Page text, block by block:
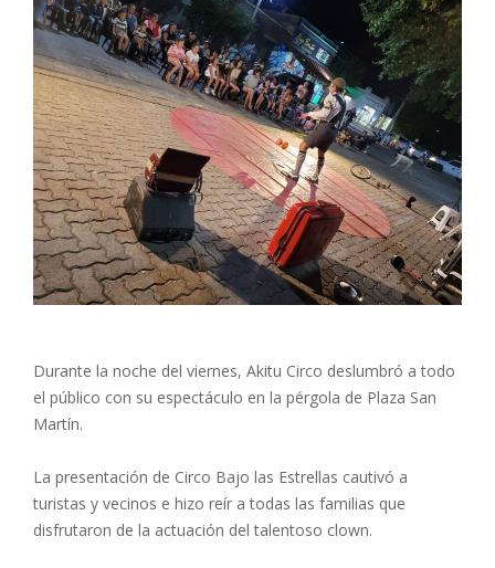
Durante la noche del viernes, Akitu Circo deslumbró a todo
el público con su espectáculo en la pérgola de Plaza San
Martín.
La presentación de Circo Bajo las Estrellas cautivó a
turistas y vecinos e hizo reír a todas las familias que
disfrutaron de la actuación del talentoso clown.